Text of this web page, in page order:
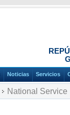
Noticias Servicios
National Service